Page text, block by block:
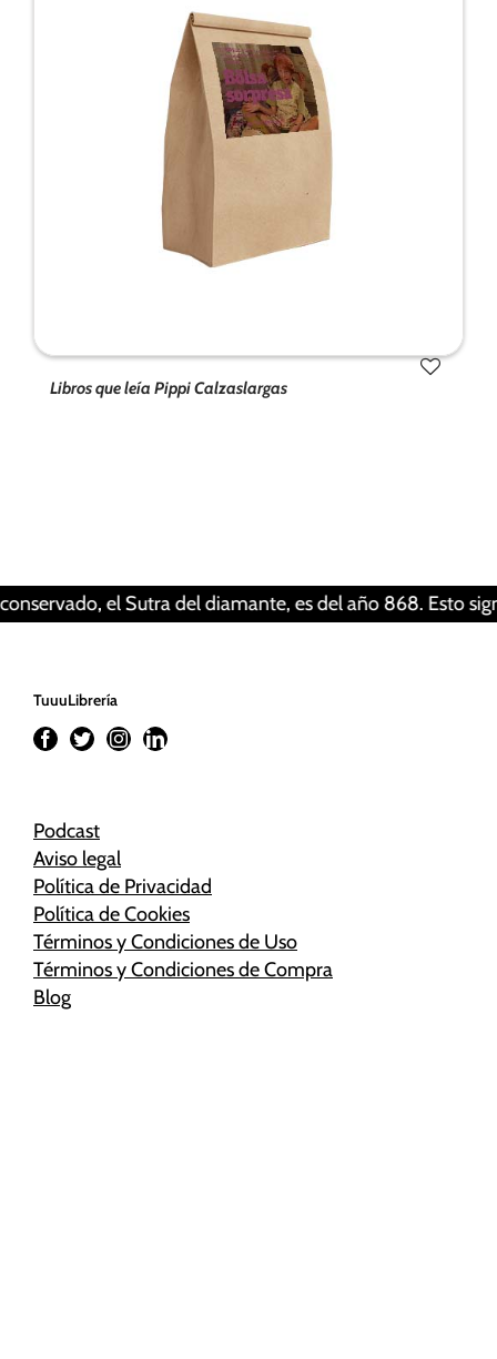
Libros que leía Pippi Calzaslargas
Sutra del diamante, es del año 868. Esto significa
TuuuLibrería
Podcast
Aviso legal
Política de Privacidad
Política de Cookies
Términos y Condiciones de Uso
Términos y Condiciones de Compra
Blog